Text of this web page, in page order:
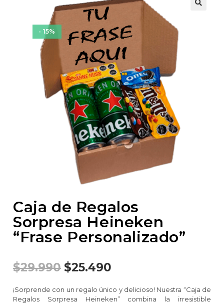
- 15%
Caja de Regalos
Sorpresa Heineken
“Frase Personalizado”
$29.990 $25.490
¡Sorprende con un regalo único y delicioso! Nuestra “Caja de
Regalos Sorpresa Heineken” combina la irresistible